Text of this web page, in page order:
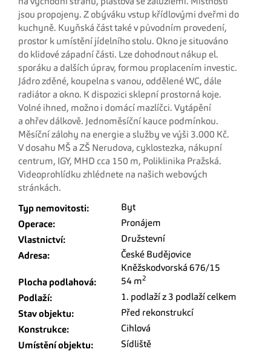
jsou propojeny. Z obýváku vstup křídlovými dveřmi do
kuchyně. Kuyňská část také v původním provedení,
prostor k umístění jídelního stolu. Okno je situováno
do klidové západní části. Lze dohodnout nákup el.
sporáku a dalších úprav, formou proplacením investic.
Jádro zděné, koupelna s vanou, oddělené WC, dále
radiátor a okno. K dispozici sklepní prostorná koje.
Volné ihned, možno i domácí mazlíčci. Vytápění
a ohřev dálkově. Jednoměsíční kauce podmínkou.
Měsíční zálohy na energie a služby ve výši 3.000 Kč.
V dosahu MŠ a ZŠ Nerudova, cyklostezka, nákupní
centrum, IGY, MHD cca 150 m, Poliklinika Pražská.
Videoprohlídku zhlédnete na našich webových
stránkách.
Typ nemovitosti:
Byt
Operace:
Pronájem
Vlastnictví:
Družstevní
Adresa:
České Budějovice
Kněžskodvorská 676/15
Plocha podlahová:
54 m2
Podlaží:
1. podlaží z 3 podlaží celkem
Stav objektu:
Před rekonstrukcí
Konstrukce:
Cihlová
Umístění objektu:
Sídliště